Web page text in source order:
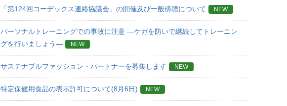
「第124回コーデックス連絡協議会」の開催及び一般傍聴について NEW
パーソナルトレーニングでの事故に注意 ―ケガを防いで継続してトレーニン
グを行いましょう―
NEW
サステナブルファッション・パートナーを募集します NEW
特定保健用食品の表示許可について(8月6日) NEW